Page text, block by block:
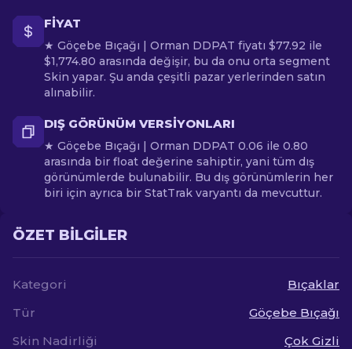
FIYAT
★ Göçebe Bıçağı | Orman DDPAT fiyatı $77.92 ile
$1,774.80 arasında değişir, bu da onu orta segment
Skin yapar. Şu anda çeşitli pazar yerlerinden satın
alınabilir.
DIŞ GÖRÜNÜM VERSIYONLARI
★ Göçebe Bıçağı | Orman DDPAT 0.06 ile 0.80
arasında bir float değerine sahiptir, yani tüm dış
görünümlerde bulunabilir. Bu dış görünümlerin her
biri için ayrıca bir StatTrak varyantı da mevcuttur.
ÖZET BILGILER
Kategori
Bıçaklar
Tür
Göçebe Bıçağı
Skin Nadirliği
Çok Gizli